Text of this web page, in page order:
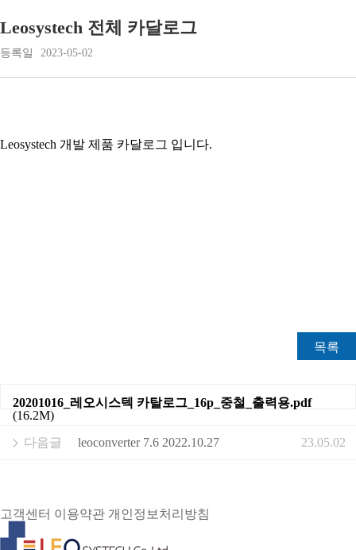
Leosystech 전체 카달로그
등록일 2023-05-02
Leosystech 개발 제품 카달로그 입니다.
목록
20201016_레오시스텍 카탈로그_16p_중철_출력용.pdf
(16.2M)
다음글
leoconverter 7.6 2022.10.27 23.05.02
고객센터 이용약관 개인정보처리방침